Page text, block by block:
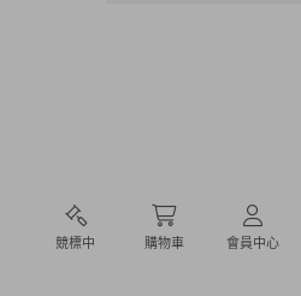
競標中 購物車 會員中心